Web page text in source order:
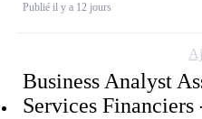
Publié il y a 12 jours
Business Analyst
Services